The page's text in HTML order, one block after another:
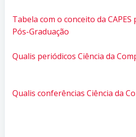
Tabela com o conceito da
Pós-Graduação
Qualis periódicos Ciência da
Qualis conferências Ciência da